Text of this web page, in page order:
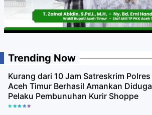
Trending Now
Kurang dari 10 Jam Satreskrim Polres
Aceh Timur Berhasil Amankan Diduga
Pelaku Pembunuhan Kurir Shoppe